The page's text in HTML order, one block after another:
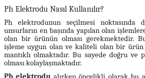
Ph Elektrodu Nasıl Kullanılır?
Ph elektrodunun seçilmesi noktasında
unsurların en başında yapılan olan
olan bir ürünün olması gerekmektedir.
işleme uygun olan ve kaliteli olan bir
mantıklı olmaktadır. Bu sayede doğru ve
olması kolaylaşmaktadır.